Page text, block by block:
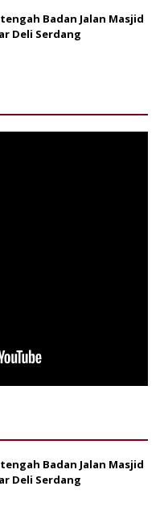
Badan Jalan Masjid
Deli Serdang
Badan Jalan Masjid
Deli Serdang